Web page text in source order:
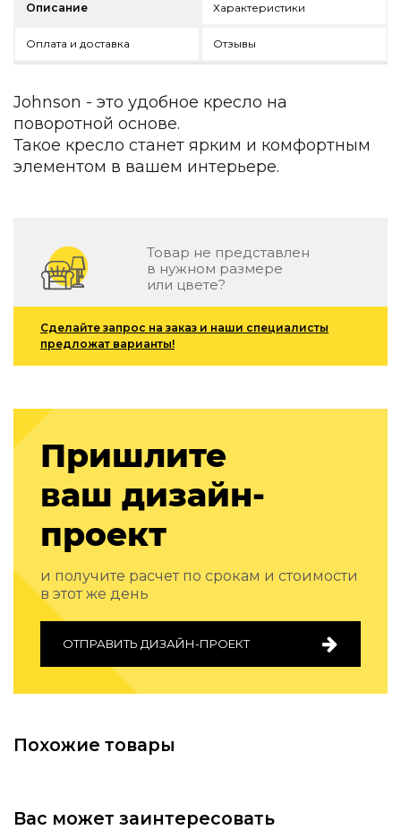
Декор
По типу
Зеркала
Вентиляторы
Ковры
Зеленые стены
Сантехника и инженерия
Дизайнерские ванны
Подбор, производство и комплектация по вашему
Отделка и ремонт
Стены
Стеновые декоративные панели
для террас
Террасные и фасадные системы
Камень
Изделия из натурального мрамора и камня
Светящийся камень
Подбор, производство и комплектация по вашему
Все категории товаров
Бренды
Реализованные проекты
Описание Характеристики
Оплата и доставка Отзывы
Johnson - это удобное кресло на
поворотной основе.
Такое кресло станет ярким и комфортным
элементом в вашем интерьере.
Товар не представлен
в нужном размере
или цвете?
Сделайте запрос на заказ и наши специалисты
предложат варианты!
Пришлите
ваш дизайн-
проект
и получите расчет по срокам и стоимости
в этот же день
ОТПРАВИТЬ ДИЗАЙН-ПРОЕКТ
Похожие товары
Вас может заинтересовать